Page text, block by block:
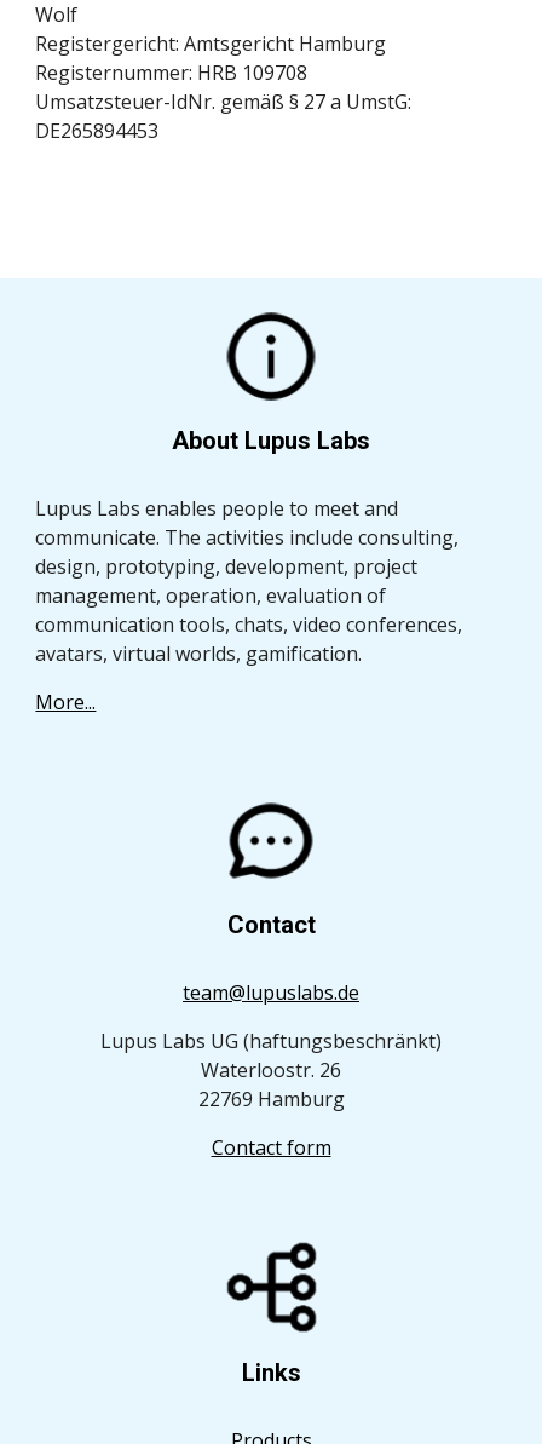
Wolf
Registergericht: Amtsgericht Hamburg
Registernummer: HRB 109708
Umsatzsteuer-IdNr. gemäß § 27 a UmstG:
DE265894453
About Lupus Labs
Lupus Labs enables people to meet and
communicate. The activities include consulting,
design, prototyping, development, project
management, operation, evaluation of
communication tools, chats, video conferences,
avatars, virtual worlds, gamification.
More...
Contact
team@lupuslabs.de
Lupus Labs UG (haftungsbeschränkt)
Waterloostr. 26
22769 Hamburg
Contact form
Links